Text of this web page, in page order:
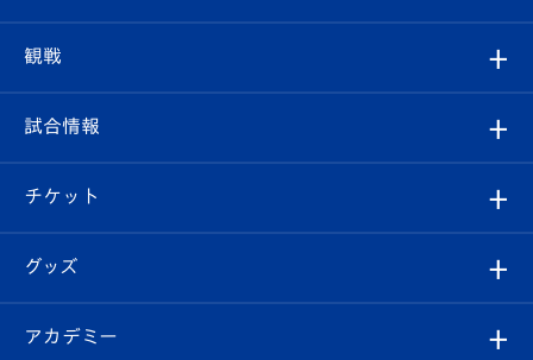
クラブ
試合情報
チケット
イベント
クラブ概要
エンブレム紹介
スタッフプロフィール
観戦
観戦ルール
はじめての観戦ガイド
Revive Team
試合情報
試合日程/結果
フォトギャラリー
チケット
チケット
グッズ
オンラインショップ
アカデミー